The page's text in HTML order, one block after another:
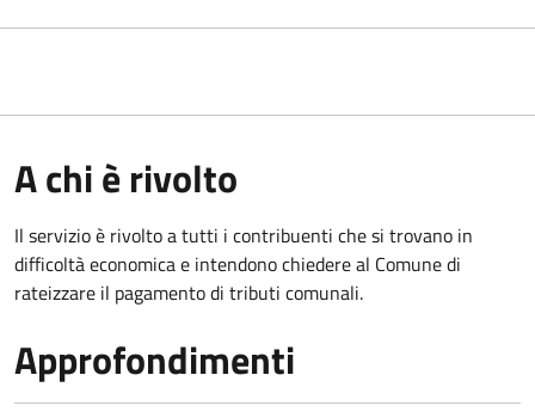
A chi è rivolto
Il servizio è rivolto a tutti i contribuenti che si trovano in
difficoltà economica e intendono chiedere al Comune di
rateizzare il pagamento di tributi comunali.
Approfondimenti